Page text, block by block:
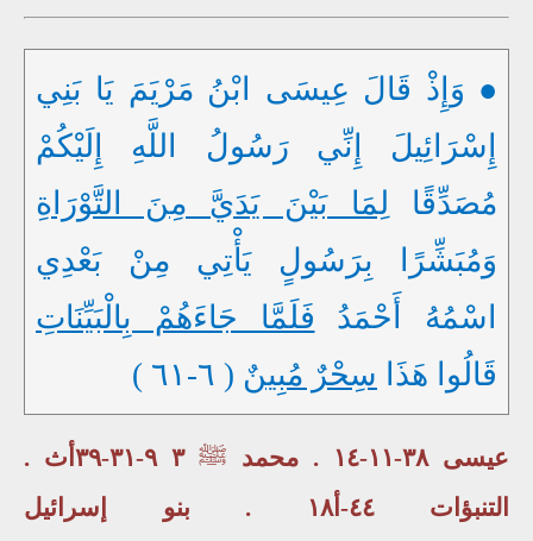
● وَإِذْ قَالَ عِيسَى ابْنُ مَرْيَمَ يَا بَنِي
إِسْرَائِيلَ إِنِّي رَسُولُ اللَّهِ إِلَيْكُمْ
مُصَدِّقًا لِمَا بَيْنَ يَدَيَّ مِنَ التَّوْرَاةِ
وَمُبَشِّرًا بِرَسُولٍ يَأْتِي مِنْ بَعْدِي
اسْمُهُ أَحْمَدُ فَلَمَّا جَاءَهُمْ بِالْبَيِّنَاتِ
قَالُوا هَذَا سِحْرٌ مُبِينٌ ( ٦-٦١ )
عيسى ٣٨-١١-١٤ . محمد ﷺ
٣ ٩-٣١-٣٩أث .
التنبؤات ٤٤-أ١٨ . بنو إسرائيل